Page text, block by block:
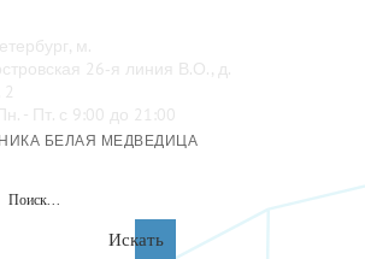
м.
26‑я линия В.О., д.
2
- Пт. с 9:00 до 21:00
БЕЛАЯ МЕДВЕДИЦА
Искать